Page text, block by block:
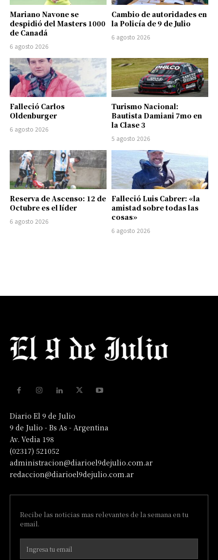
Mariano Navone se
despidió del Masters 1000
de Canadá
6 agosto 2026
Cambio de autoridades en
la Policía de 9 de Julio
6 agosto 2026
Falleció Carlos
Oldenburger
6 agosto 2026
Turismo Nacional:
Bautista Damiani 7mo en
la Clase 3
5 agosto 2026
Reserva de Ascenso: 12 de
Octubre es el líder
6 agosto 2026
Falleció Luis Cabrer: «la
amistad sobre todas las
cosas»
6 agosto 2026
Diario El 9 de Julio
9 de Julio - Bs As - Argentina
Av. Vedia 198
(02317) 521052
administracion@diarioel9dejulio.com.ar
redaccion@diarioel9dejulio.com.ar
Recibe las noticias mas relevantes de la semana en tu
email.